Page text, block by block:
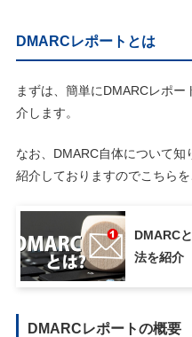
DMARCレポートとは
まずは、簡単にDMARCレポ
介します。
なお、DMARC自体について
紹介しておりますのでこちらを
DMARC
法を紹介
DMARCレポートの概要